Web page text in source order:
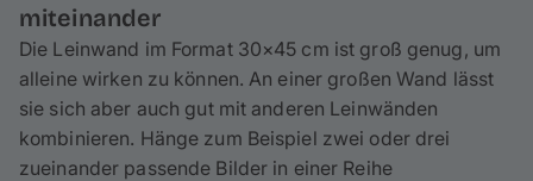
miteinander
Die Leinwand im Format 30×45 cm ist groß genug, um
alleine wirken zu können. An einer großen Wand lässt
sie sich aber auch gut mit anderen Leinwänden
kombinieren. Hänge zum Beispiel zwei oder drei
zueinander passende Bilder in einer Reihe